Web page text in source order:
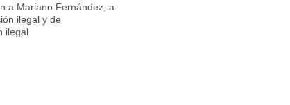
a Mariano Fernández, a
ilegal y de
ilegal